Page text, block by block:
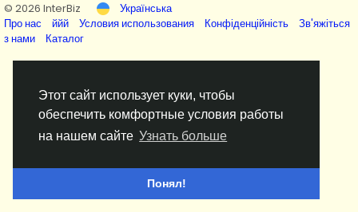
Этот сайт использует куки, чтобы
обеспечить комфортные условия работы
на нашем сайте Узнать больше
Понял!
© 2026 InterBiz
Українська
Про нас
ййй Условия использования Конфіденційність
Зв'яжіться
з нами
Каталог